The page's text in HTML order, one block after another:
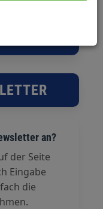
an?
der Seite
Eingabe
die